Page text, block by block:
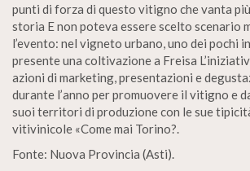
punti di forza di questo vitigno che vanta
storia E non poteva essere scelto scenario
l’evento: nel vigneto urbano, uno dei pochi
presente una coltivazione a Freisa
azioni di marketing, presentazioni e
durante l’anno per promuovere il vitigno e
suoi territori di produzione con le sue
vitivinicole «Come mai Torino?.
Fonte: Nuova Provincia (Asti).